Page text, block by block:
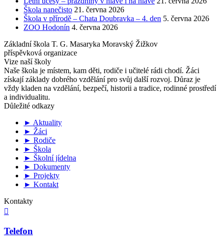
Škola nanečisto 21. června 2026
Škola v přírodě – Chata Doubravka – 4. den 5. června 2026
ZOO Hodonín 4. června 2026
Základní škola T. G. Masaryka Moravský Žižkov
příspěvková organizace
Vize naší školy
Naše škola je místem, kam děti, rodiče i učitelé rádi chodí. Žáci
získají základy dobrého vzdělání pro svůj další rozvoj. Důraz je
vždy kladen na vzdělání, bezpečí, historii a tradice, rodinné prostředí
a individualitu.
Důležité odkazy
► Aktuality
► Žáci
► Rodiče
► Škola
► Školní jídelna
► Dokumenty
► Projekty
► Kontakt
Kontakty

Telefon